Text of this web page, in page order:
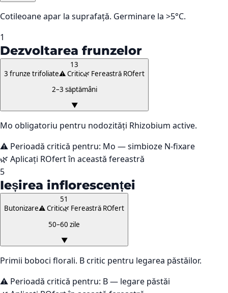
Cotileoane apar la suprafață. Germinare la >5°C.
1
Dezvoltarea frunzelor
13
3 frunze trifoliate⚠️ Critic🌿 Fereastră ROfert
2–3 săptămâni
▼
Mo obligatoriu pentru nodozități Rhizobium active.
⚠️ Perioadă critică pentru: Mo — simbioze N-fixare
🌿 Aplicați ROfert în această fereastră
5
Ieșirea inflorescenței
51
Butonizare⚠️ Critic🌿 Fereastră ROfert
50–60 zile
▼
Primii boboci florali. B critic pentru legarea păstăilor.
⚠️ Perioadă critică pentru: B — legare păstăi